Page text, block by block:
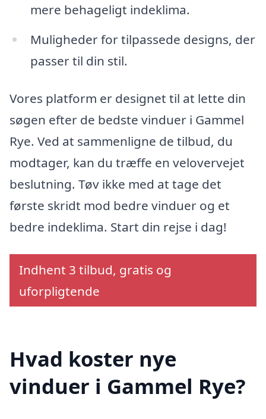
mere behageligt indeklima.
Muligheder for tilpassede designs, der
passer til din stil.
Vores platform er designet til at lette din
søgen efter de bedste vinduer i Gammel
Rye. Ved at sammenligne de tilbud, du
modtager, kan du træffe en velovervejet
beslutning. Tøv ikke med at tage det
første skridt mod bedre vinduer og et
bedre indeklima. Start din rejse i dag!
Indhent 3 tilbud, gratis og
uforpligtende
Hvad koster nye
vinduer i Gammel Rye?